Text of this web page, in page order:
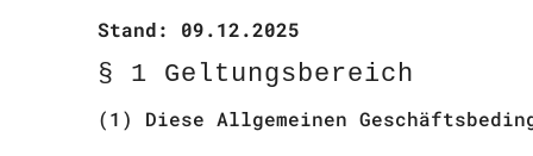
Stand: 09.12.2025
§ 1 Geltungsbereich
(1) Diese Allgemeinen